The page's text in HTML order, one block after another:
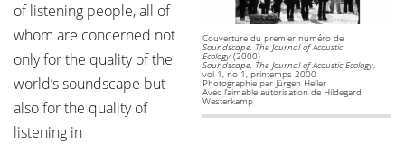
Couverture du premier numéro de
Soundscape. The Journal of Acoustic
Ecology (2000)
Soundscape. The Journal of Acoustic Ecology,
vol 1, no 1, printemps 2000
Photographie par Jürgen Heller
Avec l’aimable autorisation de Hildegard
Westerkamp
of listening people, all of
whom are concerned not
only for the quality of the
world’s soundscape but
also for the quality of
listening in